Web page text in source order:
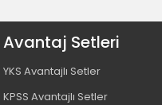
Avantaj Setleri
YKS Avantajlı Setler
KPSS Avantajlı Setler